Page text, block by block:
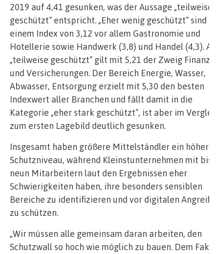
2019 auf 4,41 gesunken, was der Aussage „teilweise
geschützt“ entspricht. „Eher wenig geschützt“ sind
einem Index von 3,12 vor allem Gastronomie und
Hotellerie sowie Handwerk (3,8) und Handel (4,3). Als
„teilweise geschützt“ gilt mit 5,21 der Zweig
und Versicherungen. Der Bereich Energie, Wasser,
Abwasser, Entsorgung erzielt mit 5,30 den besten
Indexwert aller Branchen und fällt damit in die
Kategorie „eher stark geschützt“, ist aber im
zum ersten Lagebild deutlich gesunken.
Insgesamt haben größere Mittelständler ein höheres
Schutzniveau, während Kleinstunternehmen mit bis
neun Mitarbeitern laut den Ergebnissen eher
Schwierigkeiten haben, ihre besonders sensiblen
Bereiche zu identifizieren und vor digitalen
zu schützen.
„Wir müssen alle gemeinsam daran arbeiten, den
Schutzwall so hoch wie möglich zu bauen. Dem